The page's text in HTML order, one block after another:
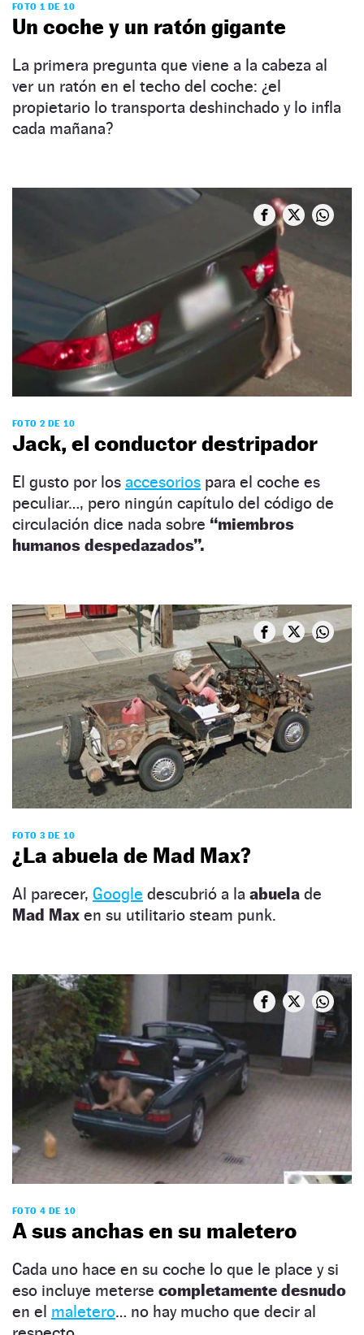
FOTO 1 DE 10
Un coche y un ratón gigante
La primera pregunta que viene a la cabeza al
ver un ratón en el techo del coche: ¿el
propietario lo transporta deshinchado y lo infla
cada mañana?
FOTO 2 DE 10
Jack, el conductor destripador
El gusto por los accesorios para el coche es
peculiar…, pero ningún capítulo del código de
circulación dice nada sobre “miembros
humanos despedazados”.
FOTO 3 DE 10
¿La abuela de Mad Max?
Al parecer, Google descubrió a la abuela de
Mad Max en su utilitario steam punk.
FOTO 4 DE 10
A sus anchas en su maletero
Cada uno hace en su coche lo que le place y si
eso incluye meterse completamente desnudo
en el maletero… no hay mucho que decir al